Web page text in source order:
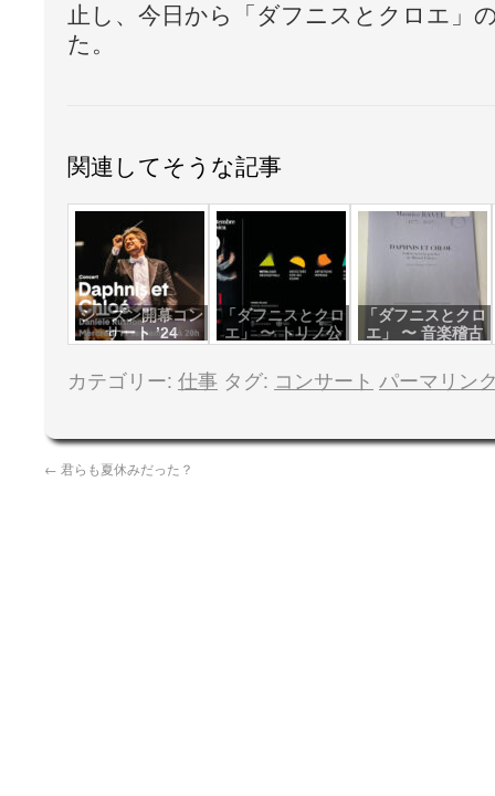
止し、今日から「ダフニスとクロエ」
た。
関連してそうな記事
シーズン開幕コン
サート ’24
「ダフニスとクロ
エ」 〜 トリノ公
演
「ダフニスとクロ
エ」 〜 音楽稽古
カテゴリー: 仕事 タグ: コンサート パーマリン
← 君らも夏休みだった？